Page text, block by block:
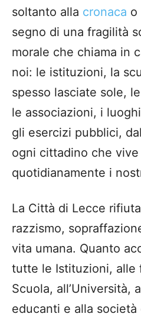
soltanto alla cronaca o
segno di una fragilità
morale che chiama in
noi: le istituzioni, la
spesso lasciate sole,
le associazioni, i
gli esercizi pubblici,
ogni cittadino che
quotidianamente i
La Città di Lecce
razzismo,
vita umana. Quanto
tutte le Istituzioni, alle
Scuola, all’Università,
educanti e alla società